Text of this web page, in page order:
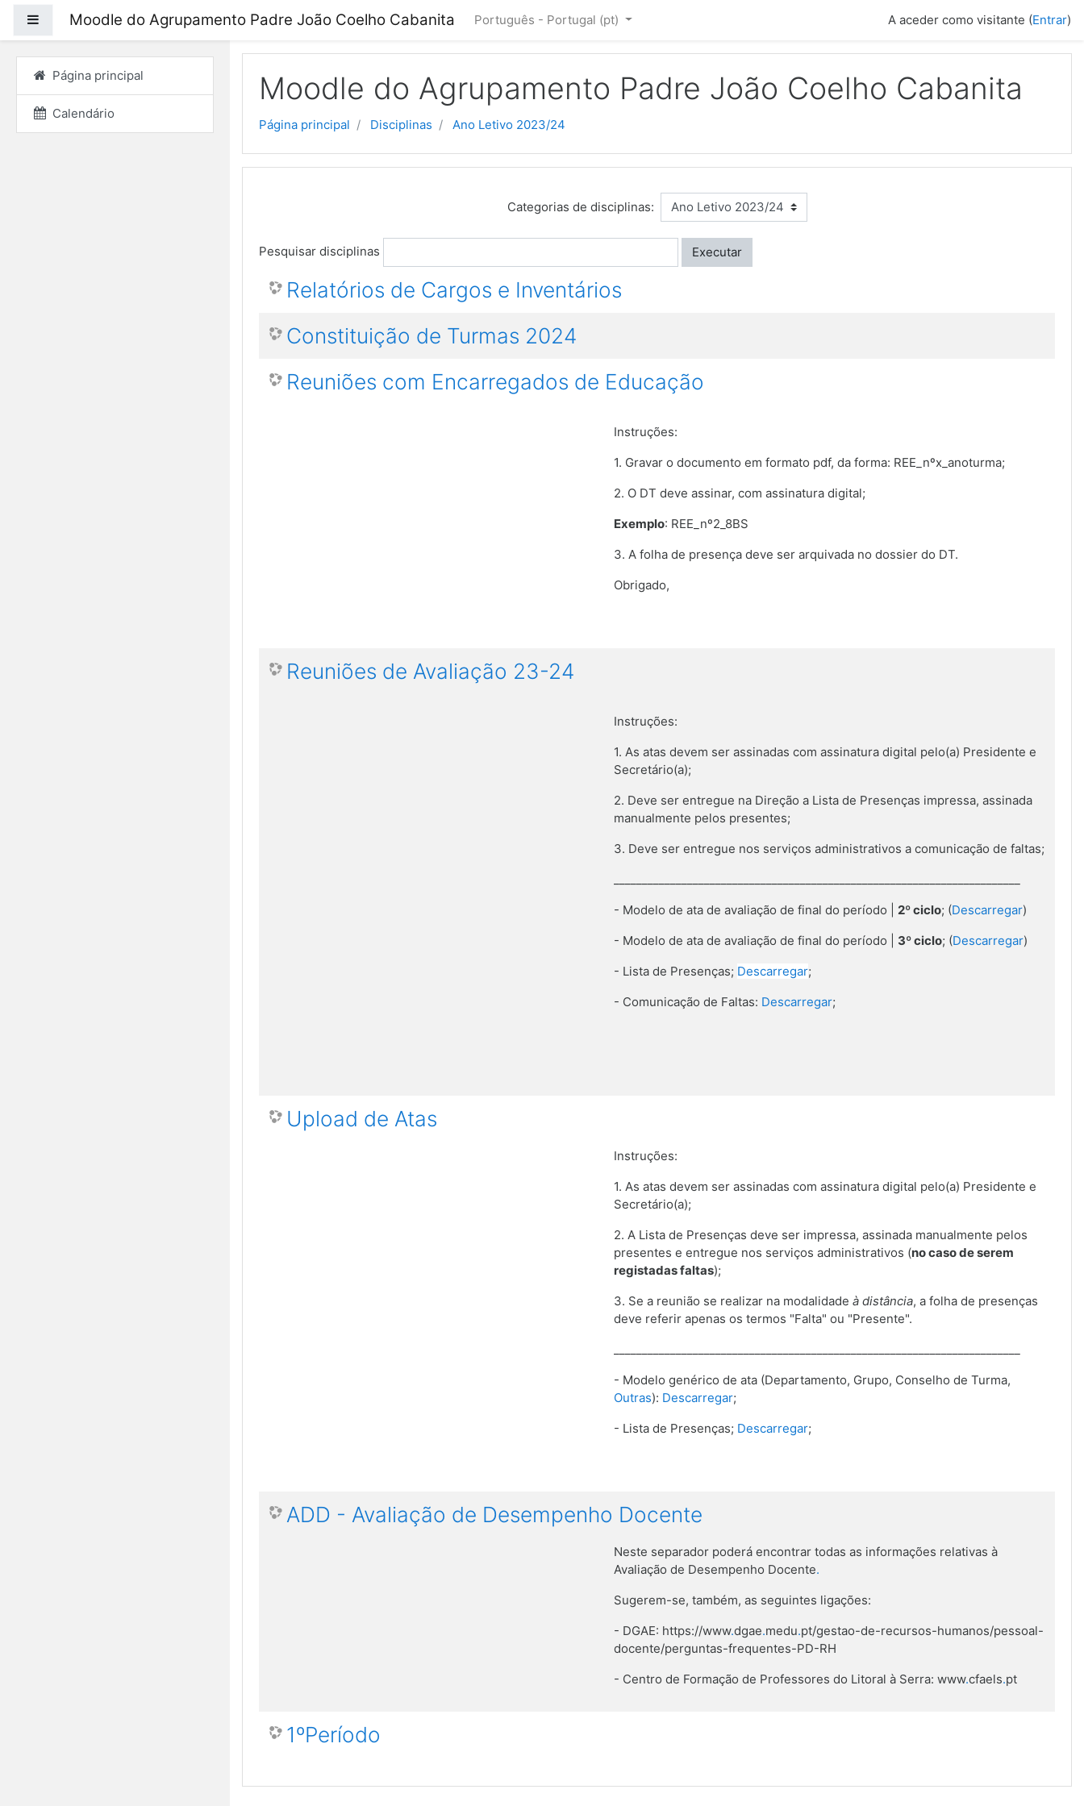
Painel lateral
Moodle do Agrupamento Padre João Coelho Cabanita Português - Portugal ‎(pt)‎ A aceder como visitante (Entrar)
Moodle do Agrupamento Padre João Coelho Cabanita
Página principal Disciplinas Ano Letivo 2023/24
Categorias de disciplinas:
Pesquisar disciplinas Executar
Relatórios de Cargos e Inventários
Constituição de Turmas 2024
Reuniões com Encarregados de Educação
Instruções:
1. Gravar o documento em formato pdf, da forma: REE_nºx_anoturma;
2. O DT deve assinar, com assinatura digital;
Exemplo: REE_nº2_8BS
3. A folha de presença deve ser arquivada no dossier do DT.
Obrigado,
Reuniões de Avaliação 23-24
Instruções:
1. As atas devem ser assinadas com assinatura digital pelo(a) Presidente e
Secretário(a);
2. Deve ser entregue na Direção a Lista de Presenças impressa, assinada
manualmente pelos presentes;
3. Deve ser entregue nos serviços administrativos a comunicação de faltas;
- Modelo de ata de avaliação de final do período | 2º ciclo; (Descarregar)
- Modelo de ata de avaliação de final do período | 3º ciclo; (Descarregar)
- Lista de Presenças; Descarregar;
- Comunicação de Faltas: Descarregar;
Upload de Atas
Instruções:
1. As atas devem ser assinadas com assinatura digital pelo(a) Presidente e
Secretário(a);
2. A Lista de Presenças deve ser impressa, assinada manualmente pelos
presentes e entregue nos serviços administrativos (no caso de serem
registadas faltas);
3. Se a reunião se realizar na modalidade à distância, a folha de presenças
deve referir apenas os termos "Falta" ou "Presente".
- Modelo genérico de ata (Departamento, Grupo, Conselho de Turma,
Outras): Descarregar;
- Lista de Presenças; Descarregar;
ADD - Avaliação de Desempenho Docente
Neste separador poderá encontrar todas as informações relativas à
Avaliação de Desempenho Docente.
Sugerem-se, também, as seguintes ligações:
- DGAE: https://www.dgae.medu.pt/gestao-de-recursos-humanos/pessoal-
docente/perguntas-frequentes-PD-RH
- Centro de Formação de Professores do Litoral à Serra: www.cfaels.pt
1ºPeríodo
Página principal
Calendário